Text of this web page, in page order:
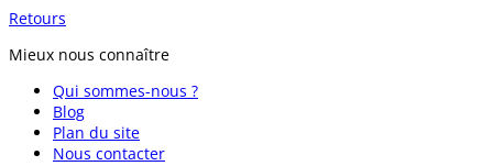
Retours
Mieux nous connaître
Qui sommes-nous ?
Blog
Plan du site
Nous contacter